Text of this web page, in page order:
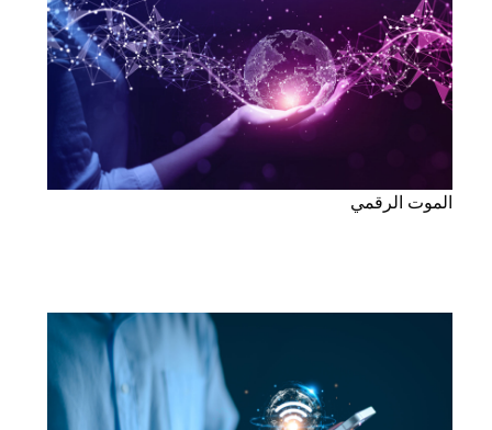
الموت الرقمي